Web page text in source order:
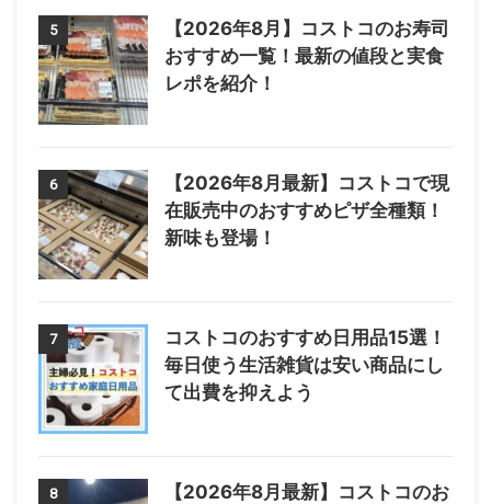
5
【2026年8月】コストコのお寿司
おすすめ一覧！最新の値段と実食
レポを紹介！
6
【2026年8月最新】コストコで現
在販売中のおすすめピザ全種類！
新味も登場！
7
コストコのおすすめ日用品15選！
毎日使う生活雑貨は安い商品にし
て出費を抑えよう
8
【2026年8月最新】コストコのお